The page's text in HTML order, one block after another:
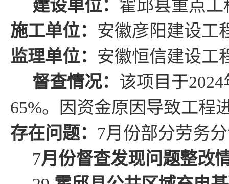
建设单位： 霍邱县重点工
施工单位： 安徽彦阳建设工
监理单位： 安徽恒信建设工
督查情况： 该项目于2024
65%。因 资金原因导致工程
存在问题： 7月份部分劳务
7月份督查发现问题整改